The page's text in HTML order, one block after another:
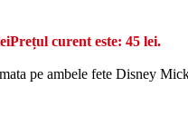
Prețul curent este: 45 lei.
pe ambele fete Disney